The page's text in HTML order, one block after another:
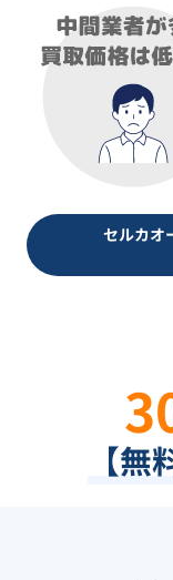
セルカオ
【